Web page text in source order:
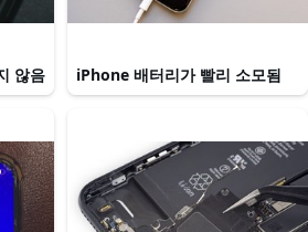
않음 iPhone 배터리가 빨리 소모됨